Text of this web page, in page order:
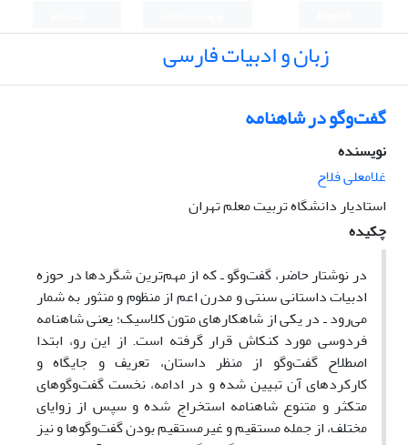
زبان و ادبیات فارسی
گفت‌وگو در شاهنامه
نویسنده
غلامعلی فلاح
استادیار دانشگاه تربیت معلم تهران
چکیده
در نوشتار حاضر، گفت‌وگو ـ که از مهم‌ترین شگردها در حوزه
ادبیات داستانی سنتی و مدرن اعم از منظوم و منثور به‌ شمار
می‌رود ـ در یکی از شاهکارهای متون کلاسیک؛ یعنی شاهنامه
فردوسی مورد کنکاش قرار گرفته است. از این رو، ابتدا
اصطلاح گفت‌وگو از منظر داستان، تعریف و جایگاه و
کارکردهای آن تبیین شده و در ادامه، نخست گفت‌وگوهای
متکثر و متنوع شاهنامه استخراج شده و سپس از زوایای
مختلف، از جمله مستقیم و غیرمستقیم بودن گفت‌وگوها و نیز